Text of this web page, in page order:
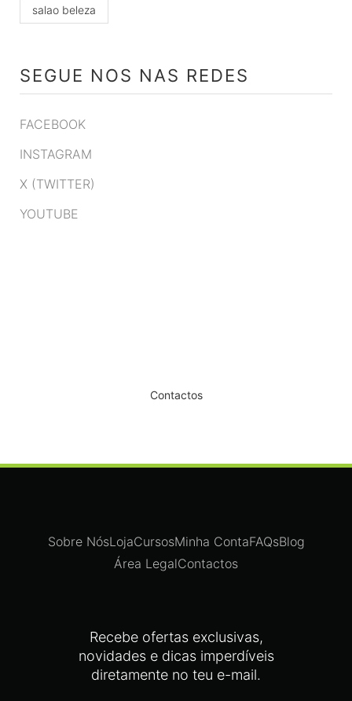
salao beleza
SEGUE NOS NAS REDES
FACEBOOK
INSTAGRAM
X (TWITTER)
YOUTUBE
Contactos
Recebe ofertas exclusivas,
novidades e dicas imperdíveis
diretamente no teu e-mail.
Sobre NósLojaCursosMinha ContaFAQsBlog
Área LegalContactos